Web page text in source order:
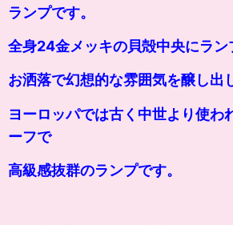
ランプです。
全身24金メッキの貝殻中央にラン
お洒落で幻想的な雰囲気を醸し出
ヨーロッパでは古く中世より使わ
ーフで
高級感抜群のランプです。